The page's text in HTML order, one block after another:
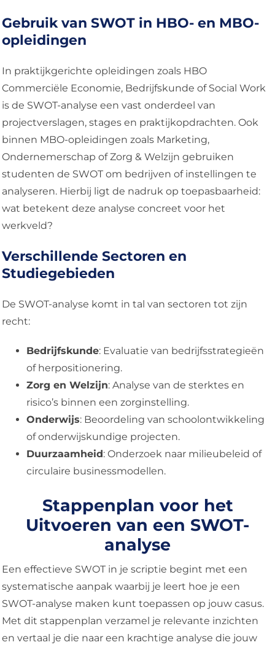
Gebruik van SWOT in HBO- en MBO-
opleidingen
In praktijkgerichte opleidingen zoals HBO
Commerciële Economie, Bedrijfskunde of Social Work
is de SWOT-analyse een vast onderdeel van
projectverslagen, stages en praktijkopdrachten. Ook
binnen MBO-opleidingen zoals Marketing,
Ondernemerschap of Zorg & Welzijn gebruiken
studenten de SWOT om bedrijven of instellingen te
analyseren. Hierbij ligt de nadruk op toepasbaarheid:
wat betekent deze analyse concreet voor het
werkveld?
Verschillende Sectoren en
Studiegebieden
De SWOT-analyse komt in tal van sectoren tot zijn
recht:
Bedrijfskunde: Evaluatie van bedrijfsstrategieën
of herpositionering.
Zorg en Welzijn: Analyse van de sterktes en
risico’s binnen een zorginstelling.
Onderwijs: Beoordeling van schoolontwikkeling
of onderwijskundige projecten.
Duurzaamheid: Onderzoek naar milieubeleid of
circulaire businessmodellen.
Stappenplan voor het
Uitvoeren van een SWOT-
analyse
Een effectieve SWOT in je scriptie begint met een
systematische aanpak waarbij je leert hoe je een
SWOT-analyse maken kunt toepassen op jouw casus.
Met dit stappenplan verzamel je relevante inzichten
en vertaal je die naar een krachtige analyse die jouw